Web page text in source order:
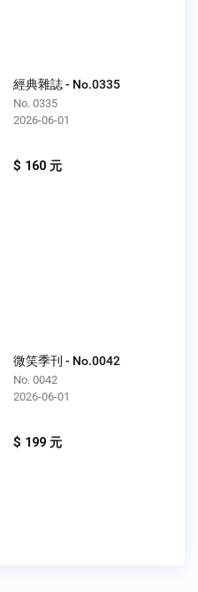
經典雜誌 - No.0335
No. 0335
2026-06-01
$ 160 元
微笑季刊 - No.0042
No. 0042
2026-06-01
$ 199 元